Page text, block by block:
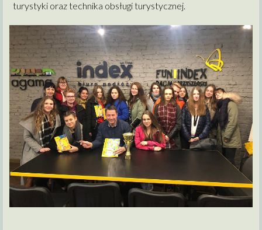
turystyki oraz technika obsługi turystycznej.